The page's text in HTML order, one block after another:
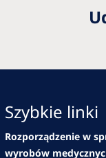
Szybkie linki
Rozporządzenie w
wyrobów